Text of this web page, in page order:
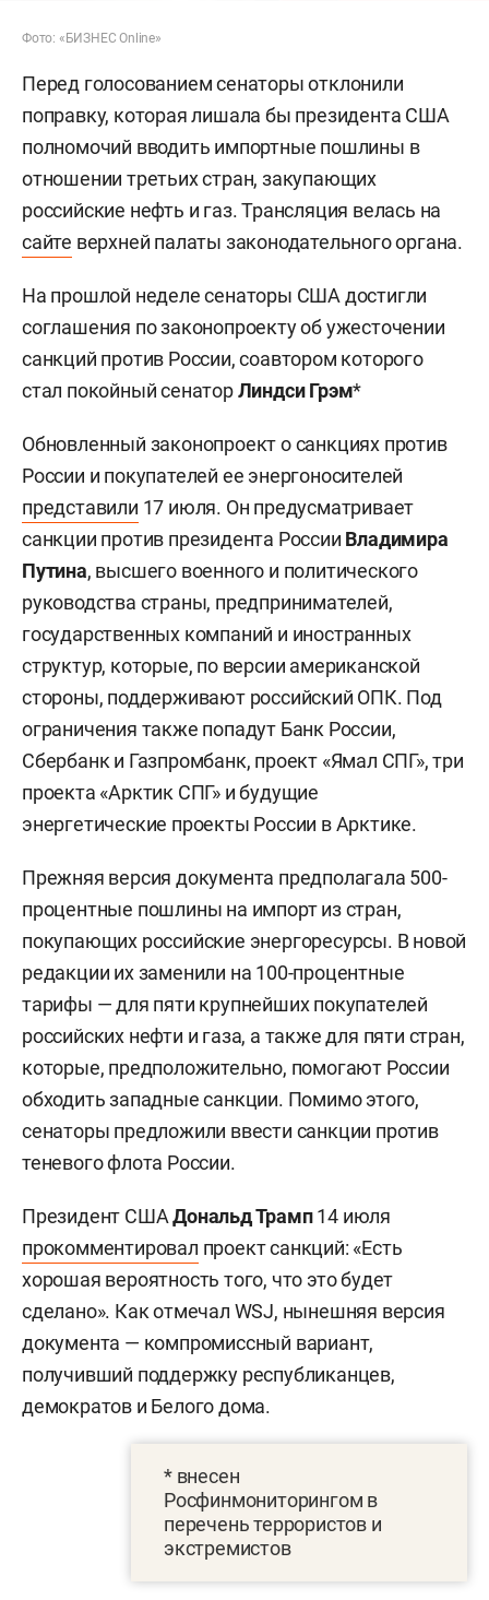
Фото: «БИЗНЕС Online»
Перед голосованием сенаторы отклонили
поправку, которая лишала бы президента США
полномочий вводить импортные пошлины в
отношении третьих стран, закупающих
российские нефть и газ. Трансляция велась на
сайте верхней палаты законодательного органа.
На прошлой неделе сенаторы США достигли
соглашения по законопроекту об ужесточении
санкций против России, соавтором которого
стал покойный сенаторЛиндси Грэм*
Обновленный законопроект о санкциях против
России и покупателей ее энергоносителей
представили 17 июля. Он предусматривает
санкции против президента России Владимира
Путина, высшего военного и политического
руководства страны, предпринимателей,
государственных компаний и иностранных
структур, которые, по версии американской
стороны, поддерживают российский ОПК. Под
ограничения также попадут Банк России,
Сбербанк и Газпромбанк, проект «Ямал СПГ», три
проекта «Арктик СПГ» и будущие
энергетические проекты России в Арктике.
Прежняя версия документа предполагала 500-
процентные пошлины на импорт из стран,
покупающих российские энергоресурсы. В новой
редакции их заменили на 100-процентные
тарифы — для пяти крупнейших покупателей
российских нефти и газа, а также для пяти стран,
которые, предположительно, помогают России
обходить западные санкции. Помимо этого,
сенаторы предложили ввести санкции против
теневого флота России.
Президент СШАДональд Трамп14 июля
прокомментировал проект санкций: «Есть
хорошая вероятность того, что это будет
сделано». Как отмечал WSJ, нынешняя версия
документа — компромиссный вариант,
получивший поддержку республиканцев,
демократов и Белого дома.
* внесен
Росфинмониторингом в
перечень террористов и
экстремистов